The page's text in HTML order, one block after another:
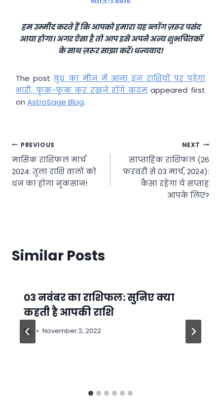
हम उम्मीद करते हैं कि आपको हमारा यह ब्लॉग ज़रूर पसंद
आया होगा। अगर ऐसा है तो आप इसे अपने अन्य शुभचिंतकों
के साथ ज़रूर साझा करें। धन्यवाद!
The postबुध का मीन में आना इन राशियों पर पड़ेगा
भारी, फूंक-फूंक कर रखने होंगे कदमappeared first
on AstroSage Blog.
Post
navigation
PREVIOUS
मासिक राशिफल मार्च
2024: तुला राशि वालों को
धन का होगा नुकसान!
NEXT
साप्ताहिक राशिफल (26
फरवरी से 03 मार्च, 2024):
कैसा रहेगा ये सप्ताह
आपके लिए?
Similar Posts
03 नवंबर का राशिफल: सुनिए क्या
कहती है आपकी राशि
By November 2, 2022